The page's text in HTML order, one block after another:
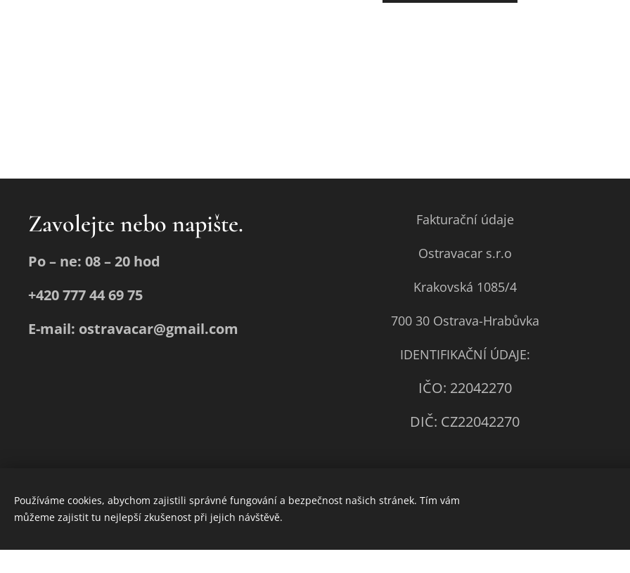
Zavolejte nebo napište.
Po – ne: 08 – 20 hod
+420 777 44 69 75
E-mail: ostravacar@gmail.com
Fakturační údaje
Ostravacar s.r.o
Krakovská 1085/4
700 30 Ostrava-Hrabůvka
IDENTIFIKAČNÍ ÚDAJE:
IČO: 22042270
DIČ: CZ22042270
Obrázky poskytl
Používáme cookies, abychom zajistili správné fungování a bezpečnost našich stránek. Tím vám
můžeme zajistit tu nejlepší zkušenost při jejich návštěvě.